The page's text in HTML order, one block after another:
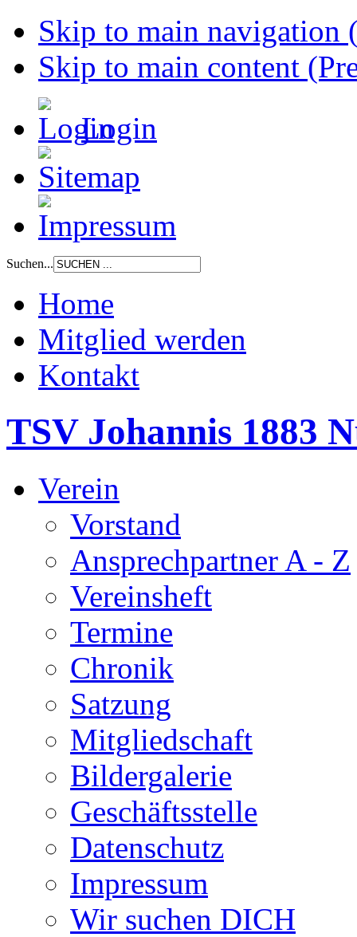
Skip to main navigation
Skip to main content
Login
Suchen...
Home
Mitglied werden
Kontakt
TSV Johannis 1883
Verein
Vorstand
Ansprechpartner A - Z
Vereinsheft
Termine
Chronik
Satzung
Mitgliedschaft
Bildergalerie
Geschäftsstelle
Datenschutz
Impressum
Wir suchen DICH